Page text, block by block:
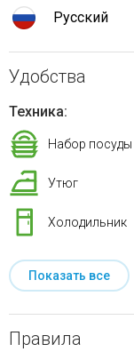
Русский
Удобства
Техника:
Набор посуды
Утюг
Холодильник
Показать все
Правила